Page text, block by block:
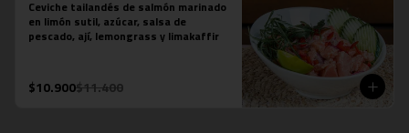
Ceviche tailandés de salmón marinado
en limón sutil, azúcar, salsa de
pescado, ají, lemongrass y limakaffir
$10.900$11.400